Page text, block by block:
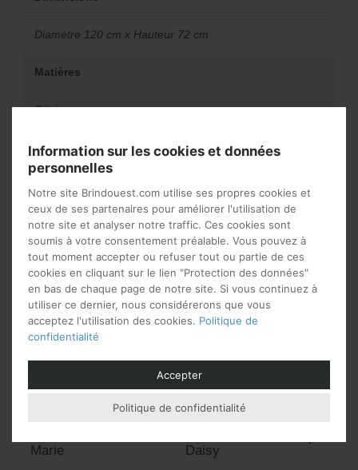
Diamètre 120 cm x Hauteur 72 cm
Matières
Résine
Vous aimerez peut-être
aussi…
Marie
Daisy
Information sur les cookies et données
personnelles
Notre site Brindouest.com utilise ses propres cookies et
ceux de ses partenaires pour améliorer l'utilisation de
notre site et analyser notre traffic. Ces cookies sont
soumis à votre consentement préalable. Vous pouvez à
tout moment accepter ou refuser tout ou partie de ces
cookies en cliquant sur le lien "Protection des données"
en bas de chaque page de notre site. Si vous continuez à
utiliser ce dernier, nous considérerons que vous
acceptez l'utilisation des cookies. Politique de
confidentialité
Accepter
Politique de confidentialité